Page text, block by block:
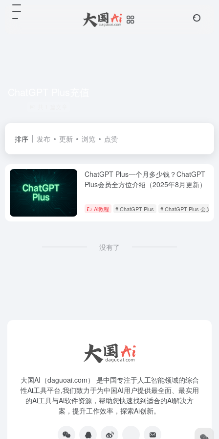
排序 发布 更新 浏览 点赞
ChatGPT Plus一个月多少钱？ChatGPT
Plus会员全方位介绍（2025年8月更新）
Ai教程 # ChatGPT Plus # ChatGPT Plus 会员
没有了
大国AI（daguoai.com） 是中国专注于人工智能领域的综合
性Ai工具平台,我们致力于为中国AI用户提供最全面、最实用
的Ai工具与Ai软件资源，帮助您快速找到适合的Ai解决方
案，提升工作效率，探索Ai创新。